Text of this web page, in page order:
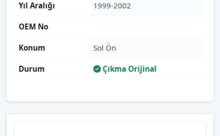
Yıl Aralığı 1999-2002
OEM No
Konum Sol Ön
Durum Çıkma Orijinal